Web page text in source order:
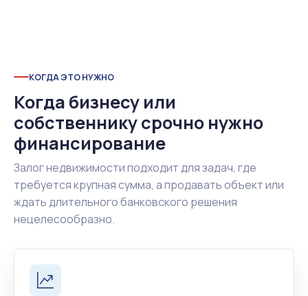
КОГДА ЭТО НУЖНО
Когда бизнесу или
собственнику срочно нужно
финансирование
Залог недвижимости подходит для задач, где
требуется крупная сумма, а продавать объект или
ждать длительного банковского решения
нецелесообразно.